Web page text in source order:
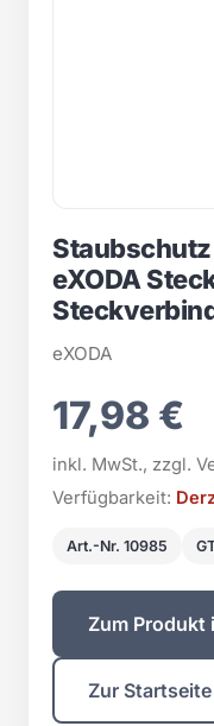
eXODA
eXODA
17,98 €
inkl. MwSt., zzgl.
Verfügbarkeit:
Art.-Nr. 10985
Zum Produkt
Zur Startseite